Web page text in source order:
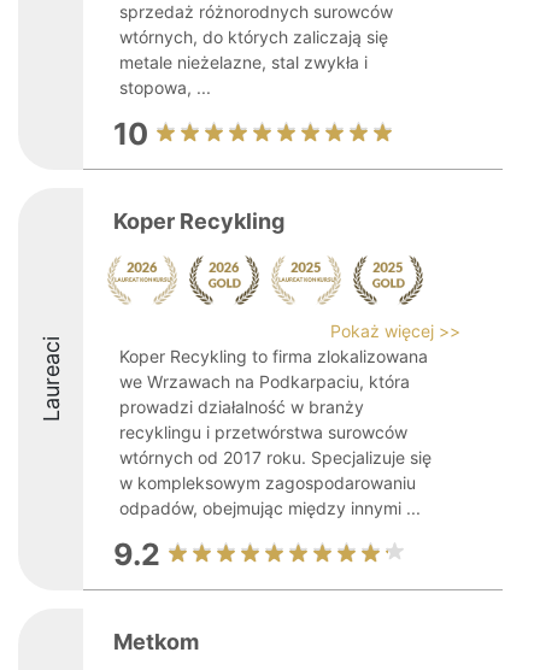
sprzedaż różnorodnych surowców
wtórnych, do których zaliczają się
metale nieżelazne, stal zwykła i
stopowa, ...
10
Laureaci
Koper Recykling
Pokaż więcej >>
Koper Recykling to firma zlokalizowana
we Wrzawach na Podkarpaciu, która
prowadzi działalność w branży
recyklingu i przetwórstwa surowców
wtórnych od 2017 roku. Specjalizuje się
w kompleksowym zagospodarowaniu
odpadów, obejmując między innymi ...
9.2
Metkom